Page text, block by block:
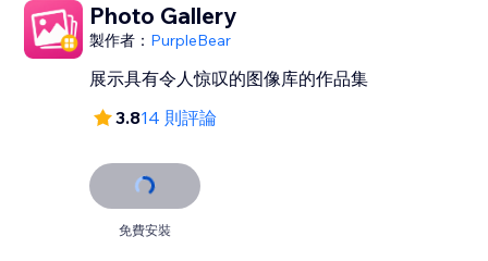
Photo Gallery
製作者： PurpleBear
展示具有令人惊叹的图像库的作品集
3.814 則評論
免費安裝